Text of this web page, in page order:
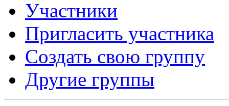
Участники
Пригласить участника
Создать свою группу
Другие группы